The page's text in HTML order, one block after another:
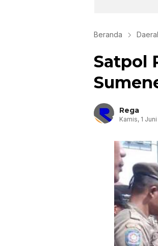
Beranda
Satpol
Rega
Kamis, 1